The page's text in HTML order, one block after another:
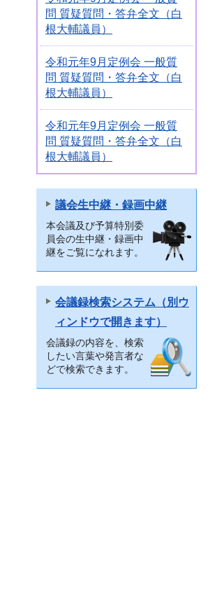
問 質疑質問・答弁全文（白
根大輔議員）
令和元年9月定例会 一般質
問 質疑質問・答弁全文（白
根大輔議員）
令和元年9月定例会 一般質
問 質疑質問・答弁全文（白
根大輔議員）
議会生中継・録画中継
本会議及び予算特別委
員会の生中継・録画中
継をご覧になれます。
会議録検索システム（別ウ
ィンドウで開きます）
会議録の内容を、検索
したい言葉や発言者な
どで検索できます。